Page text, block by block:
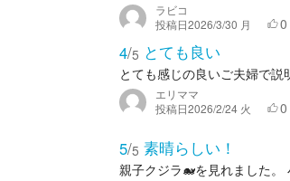
ラビコ
投稿日2026/3/30 月 0
4/5 とても良い
とても感じの良いご夫婦で説
エリママ
投稿日2026/2/24 火 0
5/5 素晴らしい！
親子クジラ🐋を見れました。